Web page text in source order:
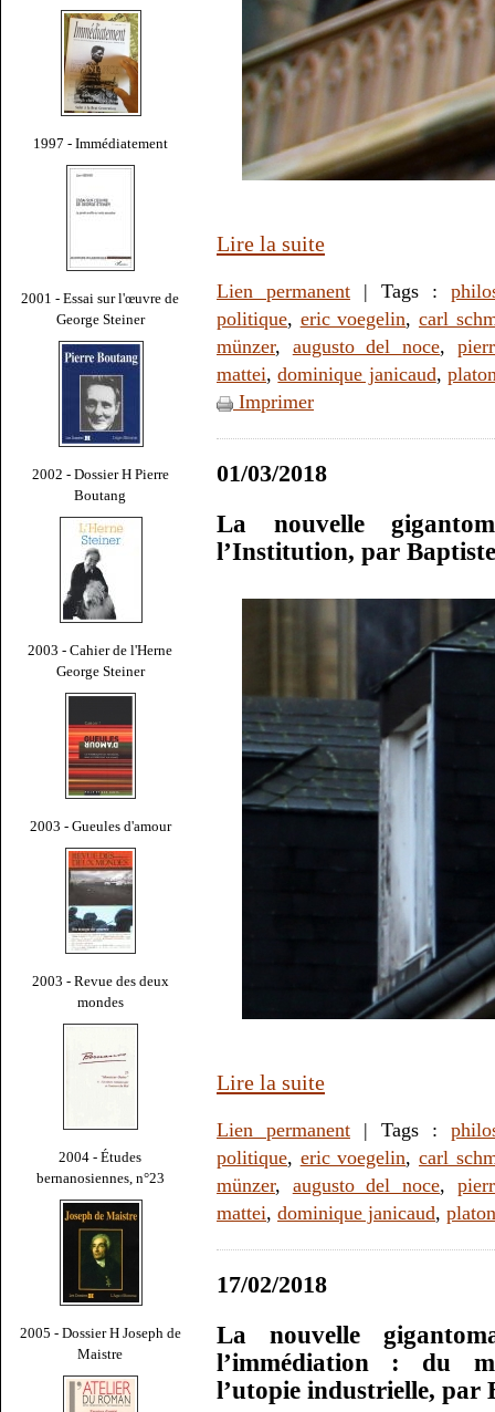
1997 - Immédiatement
2001 - Essai sur l'œuvre de
George Steiner
2002 - Dossier H Pierre
Boutang
2003 - Cahier de l'Herne
George Steiner
2003 - Gueules d'amour
2003 - Revue des deux
mondes
2004 - Études
bernanosiennes, n°23
2005 - Dossier H Joseph de
Maistre
Lire la suite
Lien permanent| Tags :
politique, eric voegelin, carl
münzer, augusto del noce,
mattei,dominique janicaud,
Imprimer
01/03/2018
La nouvelle
l’Institution, par
Lire la suite
Lien permanent| Tags :
politique, eric voegelin, carl
münzer, augusto del noce,
mattei, dominique janicaud, platon
17/02/2018
La nouvelle
l’immédiation : du
l’utopie industrielle, par